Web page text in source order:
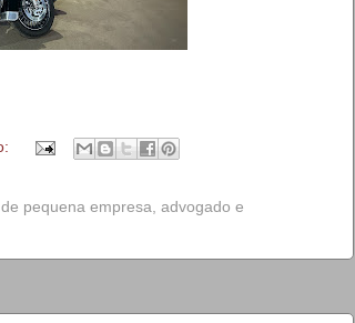
pequena empresa, advogado e